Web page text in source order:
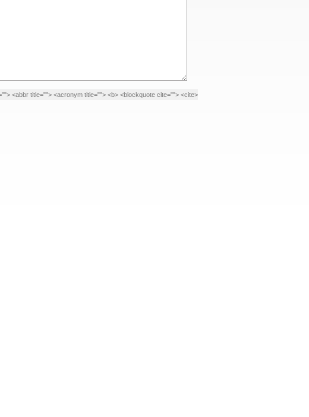
<abbr title=""> <acronym title=""> <b> <blockquote cite=""> <cite>